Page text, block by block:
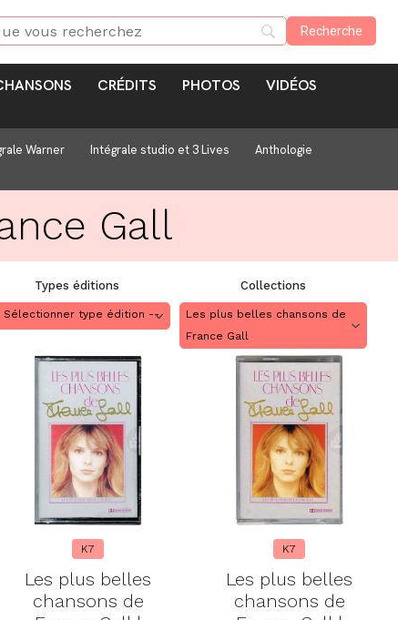
CRÉDITS PHOTOS
VIDÉOS
Warner Intégrale studio et 3 Lives
Anthologie
Gall
Types éditions Collections
Les plus belles chansons de
France Gall
K7
Les plus belles
chansons de
K7
Les plus belles
chansons de